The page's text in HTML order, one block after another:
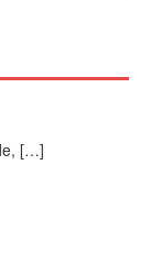
[…]